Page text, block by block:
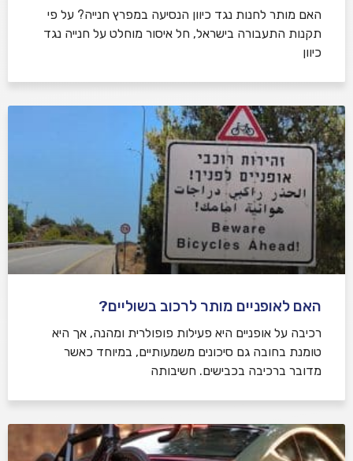
האם מותר לחנות נגד כיוון הנסיעה במפרץ חנייה? על פי
תקנות התעבורה בישראל, חל איסור מוחלט על חנייה נגד
כיוון
האם לאופניים מותר לרכוב בשוליים?
רכיבה על אופניים היא פעילות פופולרית ומהנה, אך היא
טומנת בחובה גם סיכונים משמעותיים, במיוחד כאשר
מדובר ברכיבה בכבישים. חשיבותה